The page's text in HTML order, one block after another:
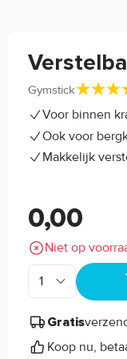
Gymstick
Voor binnen
Ook voor
Makkelijk
0,00
Niet op
Gratis
Koop nu,